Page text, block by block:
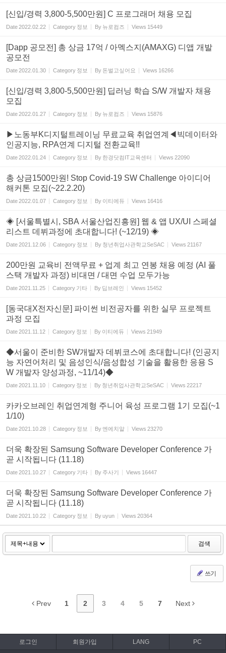
[신입/경력 3,800-5,500만원] C 프로그래머 채용 모집
Date2022.02.22 Category 정보 By 뉴로컴즈 Views 15449
[Dapp 공모전] 총 상금 17억 / 아멕스지(AMAXG) 디앱 개발
공모전
Date2022.01.30 Category 정보 By 돈벌고싶어요 Views 16266
[신입/경력 3,800-5,500만원] 딥러닝 학습 S/W 개발자 채용
모집
Date2022.01.27 Category 정보 By 뉴로컴즈 Views 15876
▶노동부K디지털트레이닝 무료교육 취업연계◀빅데이터와
인공지능, RPA연계 디지털 전환교육!!
Date2022.01.24 Category 정보 By 한경닷컴IT교육센터 Views 22090
총 상금1500만원! Stop Covid-19 SW Challenge 아이디어
해커톤 모집(~22.2.20)
Date2022.01.07 Category 정보 By 이티에듀 Views 16416
◈ [서울특별시, SBA 서울산업진흥원] 웹 & 앱 UX/UI 스페셜
리스트 데뷔과정에 초대합니다! (~12/19) ◈
Date2021.12.06 Category 정보 By 청년취업사관학교SeSAC Views 21167
200만원 교육비 전액무료 + 업계 최고 연봉 채용 예정 (AI 풀
스택 개발자 과정) 비대면 / 대면 수업 모두가능
Date2021.11.25 Category 기타 By 딥브레인 Views 15452
[동국대X전자신문] 파이썬 비전공자를 위한 실무 프로젝트
과정 모집
Date2021.11.12 Category 정보 By 이티에듀 Views 21949
◆서울이 준비한 SW개발자 데뷔코스에 초대합니다! (인공지
능 자연어처리 및 음성인식/음성합성 기술을 활용한 응용 S
W 개발자 양성과정, ~11/14)◆
Date2021.11.10 Category 정보 By 청년취업사관학교SeSAC Views 22217
카카오브레인 취업연계형 주니어 육성 프로그램 1기 모집(~1
1/10)
Date2021.10.28 Category 정보 By 엔에치알 Views 23270
더욱 확장된 Samsung Software Developer Conference 가
곧 시작됩니다 (11.18)
Date2021.10.27 Category 기타 By 주사기 Views 16447
더욱 확장된 Samsung Software Developer Conference 가
곧 시작됩니다 (11.18)
Date2021.10.22 Category 정보 Byuyun Views 20364
검색
쓰기
Prev 1 2 3 4 5 7 Next
로그인 회원가입 LANG PC